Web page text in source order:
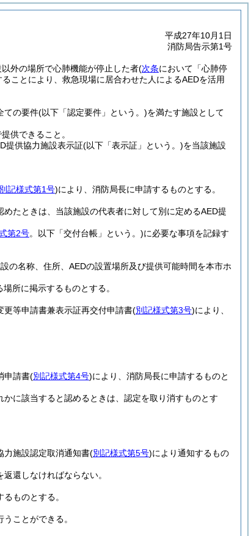
平成27年10月1日
消防局告示第1号
外の場所で心肺機能が停止した者(次条において「心肺停
ことにより、救急現場に居合わせた人によるAEDを活用
ての要件(以下「認定要件」という。)を満たす施設として
供できること。
提供協力施設表示証(以下「表示証」という。)を当該施設
別記様式第1号)により、消防局長に申請するものとする。
たときは、当該施設の代表者に対して別に定めるAED提
第2号。以下「交付台帳」という。)に必要な事項を記録す
の名称、住所、AEDの設置場所及び提供可能時間を本市ホ
所に掲示するものとする。
更等申請書兼表示証再交付申請書(別記様式第3号)により、
申請書(別記様式第4号)により、消防局長に申請するものと
かに該当すると認めるときは、認定を取り消すものとす
力施設認定取消通知書(別記様式第5号)により通知するもの
還しなければならない。
ものとする。
ことができる。